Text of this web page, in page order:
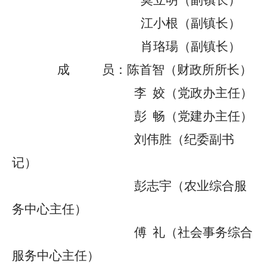
江小根（副镇长）
肖珞瑒（副镇长）
成
员： 陈首智（财政所所长）
李 姣（党政办主任）
彭 畅（党建办主任）
刘伟胜（纪委副书
记）
彭志宇（农业综合服
务中心主任）
傅 礼（社会事务综合
服务中心主任）